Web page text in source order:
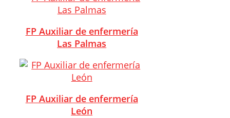
FP Auxiliar de enfermería
Las Palmas
FP Auxiliar de enfermería
León